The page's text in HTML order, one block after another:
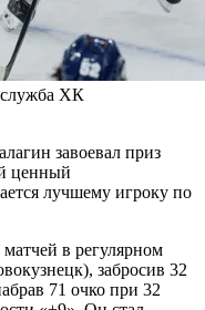
ХК
завоевал приз
ценный
лучшему игроку по
в регулярном
забросив 32
71 очко при 32